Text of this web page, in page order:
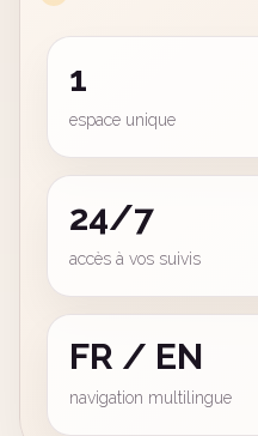
1
espace unique
24/7
accès à vos suivis
FR / EN
navigation multilingue